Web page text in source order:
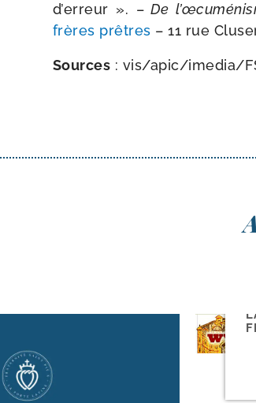
d’erreur ». – De
frères prêtres – 11 rue
Sources : vis/​apic/​imedia/​